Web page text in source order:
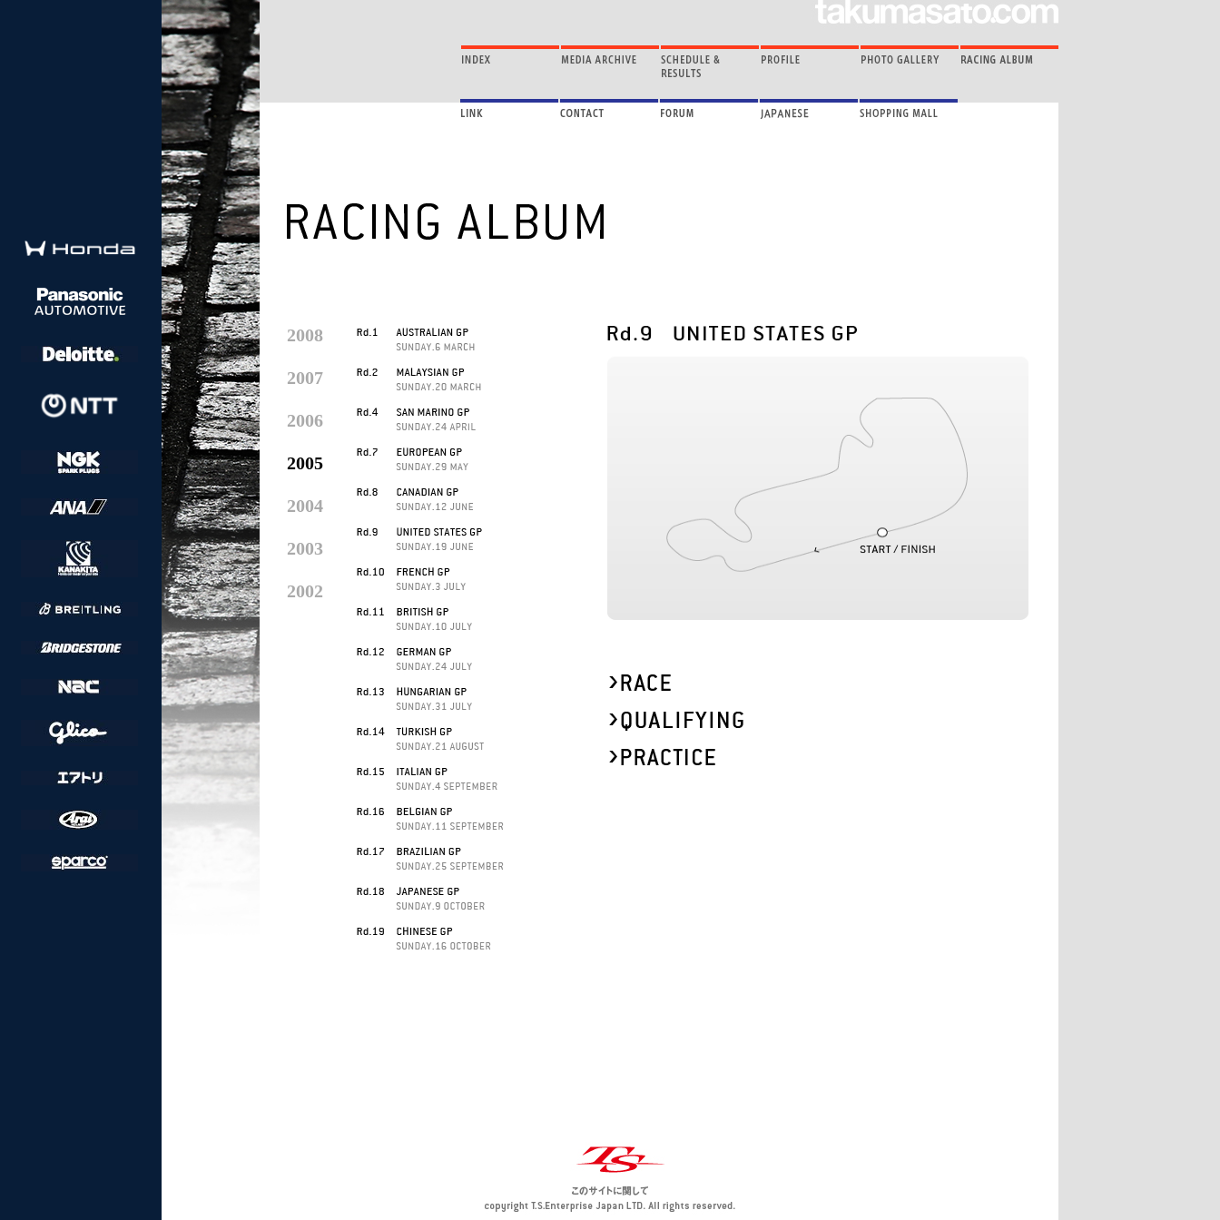
2008
2007
2006
2005
2004
2003
2002